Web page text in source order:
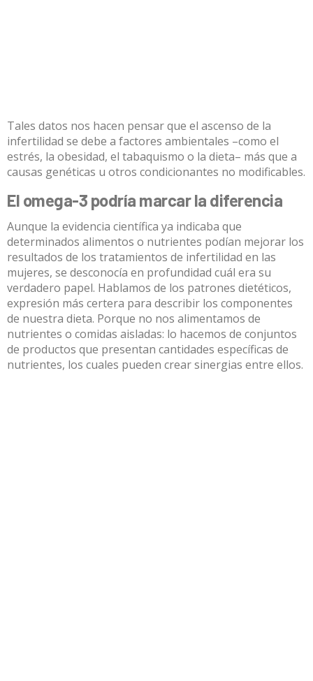
Tales datos nos hacen pensar que el ascenso de la
infertilidad se debe a factores ambientales –como el
estrés, la obesidad, el tabaquismo o la dieta– más que a
causas genéticas u otros condicionantes no modificables.
El omega-3 podría marcar la diferencia
Aunque la evidencia científica ya indicaba que
determinados alimentos o nutrientes podían mejorar los
resultados de los tratamientos de infertilidad en las
mujeres, se desconocía en profundidad cuál era su
verdadero papel. Hablamos de los patrones dietéticos,
expresión más certera para describir los componentes
de nuestra dieta. Porque no nos alimentamos de
nutrientes o comidas aisladas: lo hacemos de conjuntos
de productos que presentan cantidades específicas de
nutrientes, los cuales pueden crear sinergias entre ellos.